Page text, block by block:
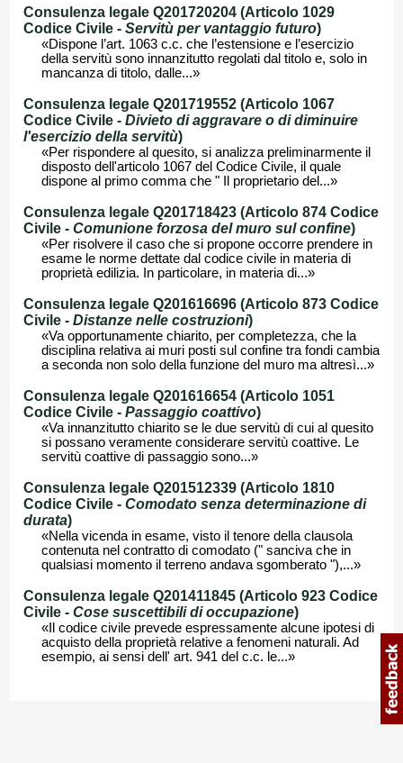
Consulenza legale Q201720204 (Articolo 1029
Codice Civile - Servitù per vantaggio futuro)
«Dispone l’art. 1063 c.c. che l’estensione e l’esercizio
della servitù sono innanzitutto regolati dal titolo e, solo in
mancanza di titolo, dalle...»
Consulenza legale Q201719552 (Articolo 1067
Codice Civile - Divieto di aggravare o di diminuire
l'esercizio della servitù)
«Per rispondere al quesito, si analizza preliminarmente il
disposto dell'articolo 1067 del Codice Civile, il quale
dispone al primo comma che " Il proprietario del...»
Consulenza legale Q201718423 (Articolo 874 Codice
Civile - Comunione forzosa del muro sul confine)
«Per risolvere il caso che si propone occorre prendere in
esame le norme dettate dal codice civile in materia di
proprietà edilizia. In particolare, in materia di...»
Consulenza legale Q201616696 (Articolo 873 Codice
Civile - Distanze nelle costruzioni)
«Va opportunamente chiarito, per completezza, che la
disciplina relativa ai muri posti sul confine tra fondi cambia
a seconda non solo della funzione del muro ma altresì...»
Consulenza legale Q201616654 (Articolo 1051
Codice Civile - Passaggio coattivo)
«Va innanzitutto chiarito se le due servitù di cui al quesito
si possano veramente considerare servitù coattive. Le
servitù coattive di passaggio sono...»
Consulenza legale Q201512339 (Articolo 1810
Codice Civile - Comodato senza determinazione di
durata)
«Nella vicenda in esame, visto il tenore della clausola
contenuta nel contratto di comodato (" sanciva che in
qualsiasi momento il terreno andava sgomberato "),...»
Consulenza legale Q201411845 (Articolo 923 Codice
Civile - Cose suscettibili di occupazione)
«Il codice civile prevede espressamente alcune ipotesi di
acquisto della proprietà relative a fenomeni naturali. Ad
esempio, ai sensi dell' art. 941 del c.c. le...»